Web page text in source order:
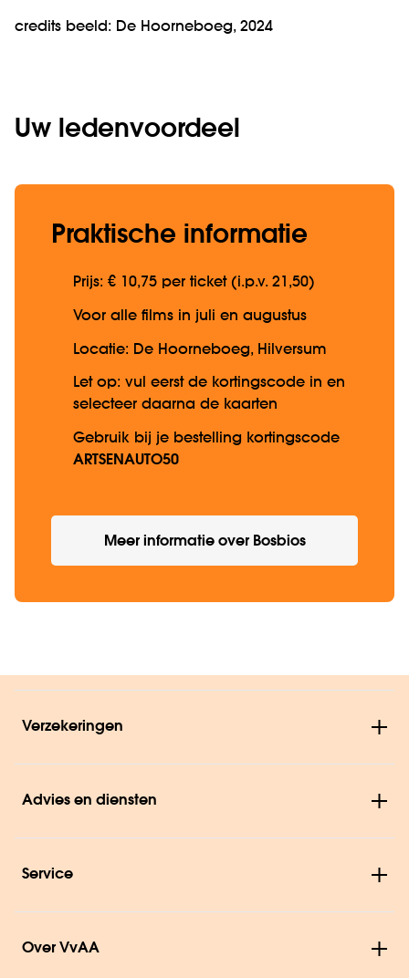
credits beeld: De Hoorneboeg, 2024
Uw ledenvoordeel
Praktische informatie
Prijs: € 10,75 per ticket (i.p.v. 21,50)
Voor alle films in juli en augustus
Locatie: De Hoorneboeg, Hilversum
Let op: vul eerst de kortingscode in en
selecteer daarna de kaarten
Gebruik bij je bestelling kortingscode
ARTSENAUTO50
Meer informatie over Bosbios
Verzekeringen
Advies en diensten
Service
Over VvAA